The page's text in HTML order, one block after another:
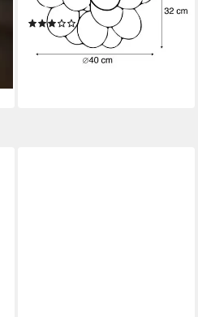
Gold, Glas, Design
(1)
109,00 € UVP 245,00 €
-56%